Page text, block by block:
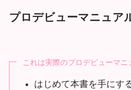
プロデビューマニュア
これは実際のプロデビューマニ
はじめて本書を手にす